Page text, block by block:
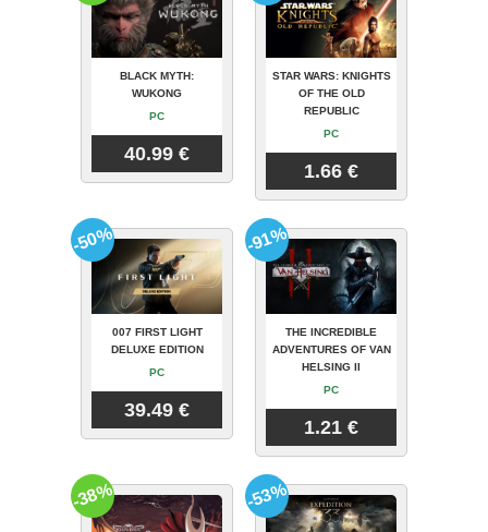
BLACK MYTH:
WUKONG
PC
40.99 €
STAR WARS: KNIGHTS
OF THE OLD
REPUBLIC
PC
1.66 €
007 FIRST LIGHT
DELUXE EDITION
PC
39.49 €
-50%
THE INCREDIBLE
ADVENTURES OF VAN
HELSING II
PC
1.21 €
-91%
-38% -53%